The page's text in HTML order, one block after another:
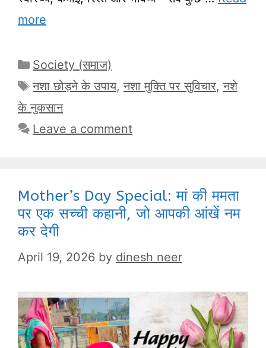
more
Categories
Society (समाज)
Tags
नशा छोड़ने के उपाय,नशा मुक्ति पर सुविचार,नशे
के नुकसान
Leave a comment
Mother’s Day Special: मां की ममता
पर एक सच्ची कहानी, जो आपकी आंखें नम
कर देगी
April 19, 2026 by dinesh neer